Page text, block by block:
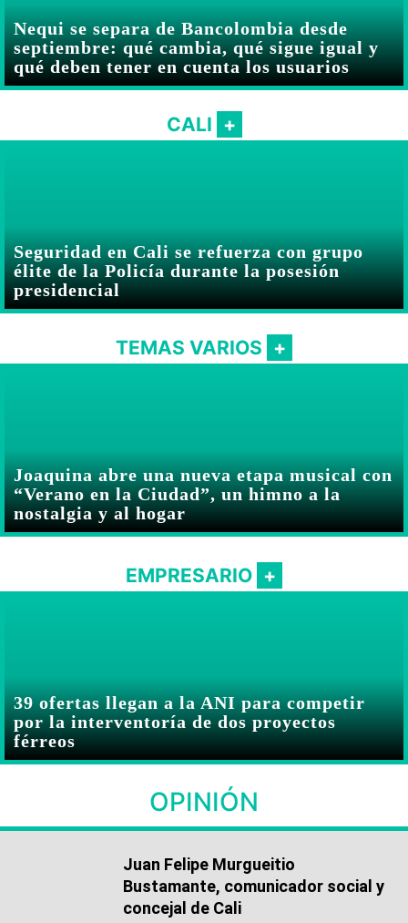
Nequi se separa de Bancolombia desde
septiembre: qué cambia, qué sigue igual y
qué deben tener en cuenta los usuarios
CALI
Seguridad en Cali se refuerza con grupo
élite de la Policía durante la posesión
presidencial
TEMAS VARIOS
Joaquina abre una nueva etapa musical con
“Verano en la Ciudad”, un himno a la
nostalgia y al hogar
EMPRESARIO
39 ofertas llegan a la ANI para competir
por la interventoría de dos proyectos
férreos
OPINIÓN
Juan Felipe Murgueitio
Bustamante, comunicador social y
concejal de Cali